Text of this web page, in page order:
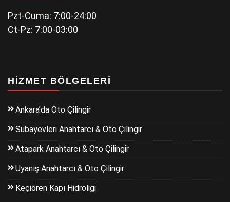
Pzt-Cuma: 7:00-24:00
Ct-Pz: 7:00-03:00
HIZMET BÖLGELERI
Ankara’da Oto Çilingir
Subayevleri Anahtarcı & Oto Çilingir
Atapark Anahtarcı & Oto Çilingir
Uyanış Anahtarcı & Oto Çilingir
Keçiören Kapı Hidroliği